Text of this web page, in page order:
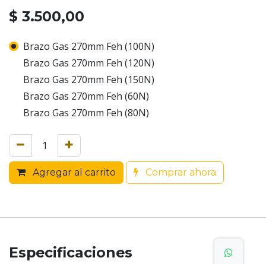
$ 3.500,00
Brazo Gas 270mm Feh (100N)
Brazo Gas 270mm Feh (120N)
Brazo Gas 270mm Feh (150N)
Brazo Gas 270mm Feh (60N)
Brazo Gas 270mm Feh (80N)
Agregar al carrito Comprar ahora
Especificaciones